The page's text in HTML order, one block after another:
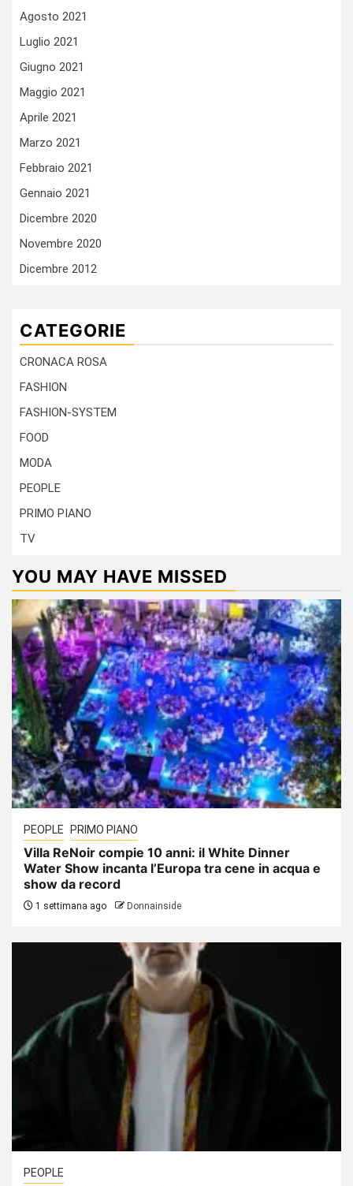
Agosto 2021
Luglio 2021
Giugno 2021
Maggio 2021
Aprile 2021
Marzo 2021
Febbraio 2021
Gennaio 2021
Dicembre 2020
Novembre 2020
Dicembre 2012
CATEGORIE
CRONACA ROSA
FASHION
FASHION-SYSTEM
FOOD
MODA
PEOPLE
PRIMO PIANO
TV
YOU MAY HAVE MISSED
PEOPLE PRIMO PIANO
Villa ReNoir compie 10 anni: il White Dinner
Water Show incanta l’Europa tra cene in acqua e
show da record
1 settimana ago Donnainside
PEOPLE